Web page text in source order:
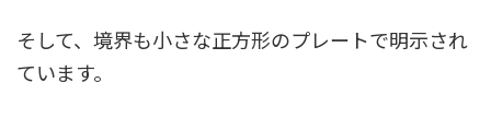
そして、境界も小さな正方形のプレートで明示され
ています。